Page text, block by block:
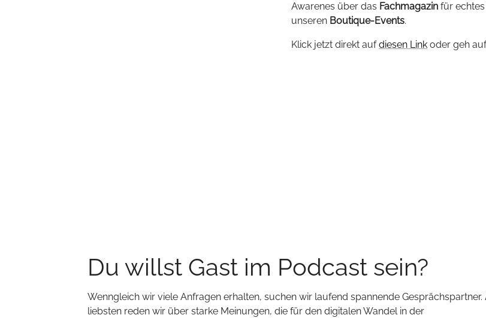
Awarenes über das Fachmagazin für
unseren Boutique-Events.
Klick jetzt direkt aufdiesen Link oder geh
Du willst Gast im Podcast sein?
Wenngleich wir viele Anfragen erhalten, suchen wir laufend spannende Gesprächspartner.
liebsten reden wir über starke Meinungen, die für den digitalen Wandel in der